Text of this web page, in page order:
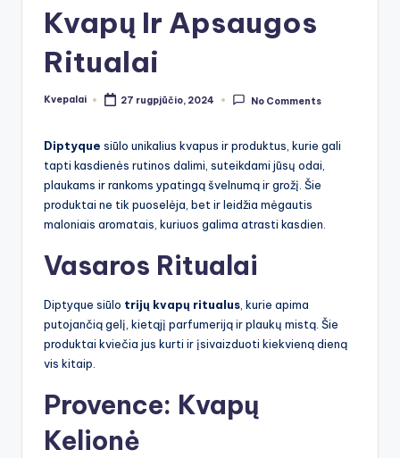
Kvapų Ir Apsaugos
Ritualai
Posted
Kvepalai 27 rugpjūčio, 2024 No Comments
Diptyque siūlo unikalius kvapus ir produktus, kurie gali
tapti kasdienės rutinos dalimi, suteikdami jūsų odai,
plaukams ir rankoms ypatingą švelnumą ir grožį. Šie
produktai ne tik puoselėja, bet ir leidžia mėgautis
maloniais aromatais, kuriuos galima atrasti kasdien.
Vasaros Ritualai
Diptyque siūlo trijų kvapų ritualus , kurie apima
putojančią gelį, kietąjį parfumeriją ir plaukų mistą. Šie
produktai kviečia jus kurti ir įsivaizduoti kiekvieną dieną
vis kitaip.
Provence: Kvapų
Kelionė